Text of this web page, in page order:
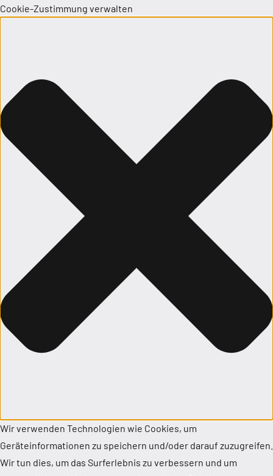
Cookie-Zustimmung verwalten
Wir verwenden Technologien wie Cookies, um
Geräteinformationen zu speichern und/oder darauf zuzugreifen.
Wir tun dies, um das Surferlebnis zu verbessern und um